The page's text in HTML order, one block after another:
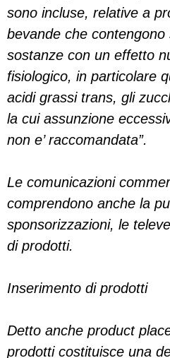
sono incluse, relative a
bevande che
sostanze con un effetto
fisiologico, in particolare
acidi grassi trans, gli
la cui assunzione
non e’ raccomandata”.
Le comunicazioni
comprendono anche la
sponsorizzazioni, le
di prodotti.
Inserimento di prodotti
Detto anche product
prodotti costituisce una